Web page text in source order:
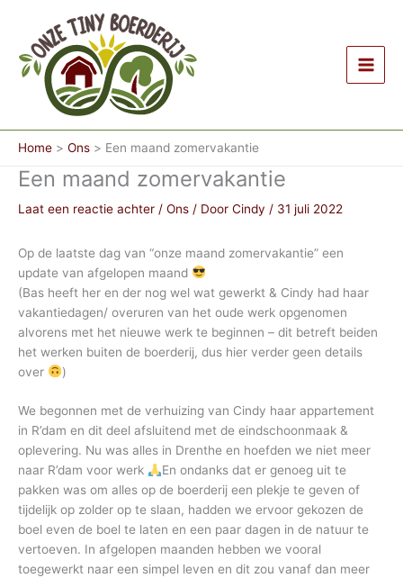
inhoud
Home Ons Een maand zomervakantie
Een maand zomervakantie
Laat een reactie achter / Ons / Door Cindy / 31 juli 2022
Op de laatste dag van “onze maand zomervakantie” een
update van afgelopen maand
(Bas heeft her en der nog wel wat gewerkt & Cindy had haar
vakantiedagen/ overuren van het oude werk opgenomen
alvorens met het nieuwe werk te beginnen – dit betreft beiden
het werken buiten de boerderij, dus hier verder geen details
over
)
We begonnen met de verhuizing van Cindy haar appartement
in R’dam en dit deel afsluitend met de eindschoonmaak &
oplevering. Nu was alles in Drenthe en hoefden we niet meer
naar R’dam voor werk
En ondanks dat er genoeg uit te
pakken was om alles op de boerderij een plekje te geven of
tijdelijk op zolder op te slaan, hadden we ervoor gekozen de
boel even de boel te laten en een paar dagen in de natuur te
vertoeven. In afgelopen maanden hebben we vooral
toegewerkt naar een simpel leven en dit zou vanaf dan meer